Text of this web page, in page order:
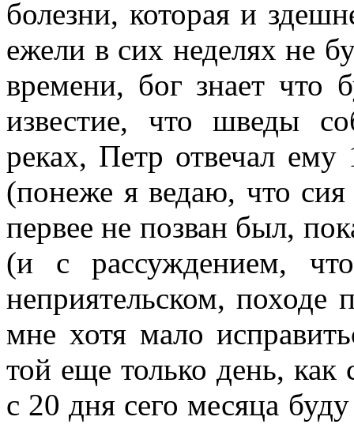
болезни, которая и
ежели в сих неделях не
времени, бог знает что
известие, что шведы
реках, Петр отвечал
(понеже я ведаю, что
первее не позван был,
(и с рассуждением,
неприятельском, походе
мне хотя мало
той еще только день,
с 20 дня сего месяца